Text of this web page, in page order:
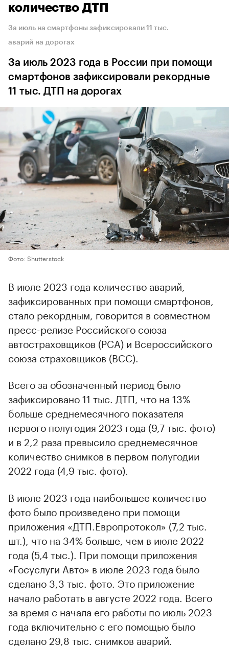
количество ДТП
За июль на смартфоны зафиксировали 11 тыс.
аварий на дорогах
За июль 2023 года в России при помощи
смартфонов зафиксировали рекордные
11 тыс. ДТП на дорогах
Фото: Shutterstock
В июле 2023 года количество аварий,
зафиксированных при помощи смартфонов,
стало рекордным, говорится в совместном
пресс-релизе Российского союза
автостраховщиков (РСА) и Всероссийского
союза страховщиков (ВСС).
Всего за обозначенный период было
зафиксировано 11 тыс. ДТП, что на 13%
больше среднемесячного показателя
первого полугодия 2023 года (9,7 тыс. фото)
и в 2,2 раза превысило среднемесячное
количество снимков в первом полугодии
2022 года (4,9 тыс. фото).
00:00 / 00:00
В июле 2023 года наибольшее количество
фото было произведено при помощи
приложения «ДТП.Европротокол» (7,2 тыс.
шт.), что на 34% больше, чем в июле 2022
года (5,4 тыс.). При помощи приложения
«Госуслуги Авто» в июле 2023 года было
сделано 3,3 тыс. фото. Это приложение
начало работать в августе 2022 года. Всего
за время с начала его работы по июль 2023
года включительно с его помощью было
сделано 29,8 тыс. снимков аварий.